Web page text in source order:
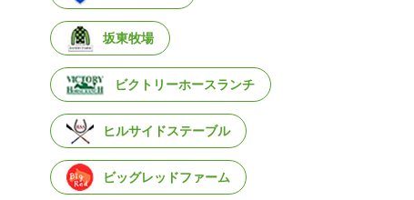
坂東牧場
ビクトリーホースランチ
ヒルサイドステーブル
ビッグレッドファーム